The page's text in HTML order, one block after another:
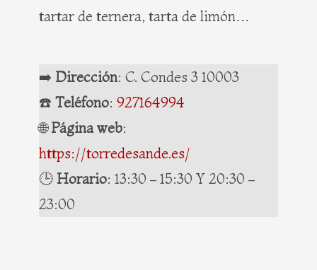
tartar de ternera, tarta de limón…
➡️ Dirección: C. Condes 3 10003
☎️ Teléfono: 927164994
🌐Página web:
https://torredesande.es/
🕒 Horario: 13:30 – 15:30 Y 20:30 –
23:00